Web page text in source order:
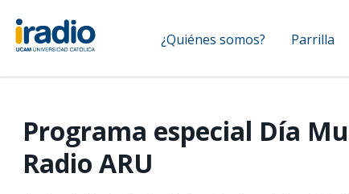
contenido
principal
Navegación
principal
¿Quiénes somos? Parrilla
Programa especial Día
Radio ARU